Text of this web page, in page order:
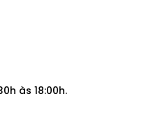
às 18:00h.